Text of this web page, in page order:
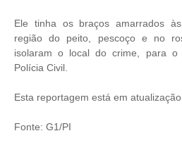
Ele tinha os braços amarrados
região do peito, pescoço e no
isolaram o local do crime, para o
Polícia Civil.
Esta reportagem está em atualização.
Fonte: G1/PI